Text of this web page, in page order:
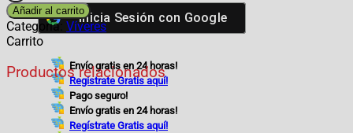
Inicia Sesión con Google
Envío gratis en 24 horas!
Regístrate Gratis aquí!
Pago seguro!
Envío gratis en 24 horas!
Regístrate Gratis aquí!
Añadir al carrito
Categoría: Víveres
Carrito
Productos relacionados